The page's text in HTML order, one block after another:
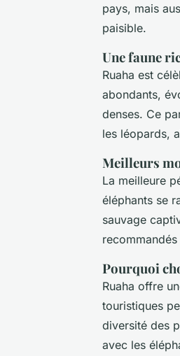
pays, mais
paisible.
Une faune
Ruaha est
abondants,
denses. Ce
les léopards,
Meilleurs
La meilleure
éléphants se
sauvage
Pourquoi
Ruaha offre
touristiques
diversité des
avec les